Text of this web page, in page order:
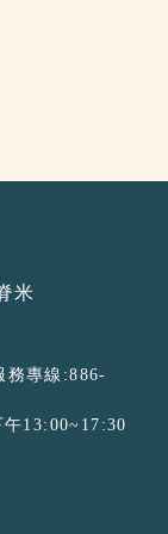
ㅤ
務專線:886-
13:00~17:30